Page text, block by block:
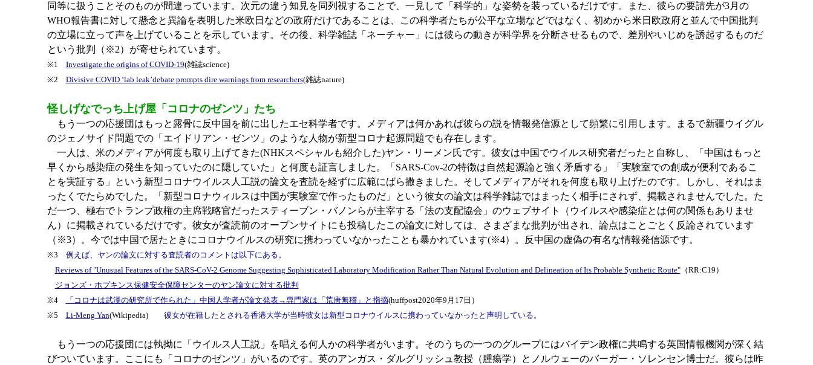
同等に扱うことそのものが間違っています。次元の違う知見を同列視することで、一見して「科学的」な姿勢を装っているだけです。また、彼らの要請先が3月の
WHO報告書に対して懸念と異論を表明した米欧日などの政府だけであることは、この科学者たちが公平な立場などではなく、初めから米日欧政府と並んで中国批判
の立場に立って声を上げていることを示しています。その後、科学雑誌「ネーチャー」には彼らの動きが科学界を分断させるもので、差別やいじめを誘起するものだ
という批判（※2）が寄せられています。
※1 Investigate the origins of COVID-19(雑誌science)
※2 Divisive COVID ‘lab leak’debate prompts dire warnings from researchers(雑誌nature)
怪しげなでっち上げ屋「コロナのゼンツ」たち
もう一つの応援団はもっと露骨に反中国を前に出したエセ科学者です。メディアは何かあれば彼らの説を情報発信源として頻繁に引用します。まるで新疆ウイグル
のジェノサイド問題での「エイドリアン・ゼンツ」のような人物が新型コロナ起源問題でも存在します。
一人は、米のメディアが何度も取り上げてきた(NHKスペシャルも紹介した)ヤン・リーメン氏です。彼女は中国でウイルス研究者だったと自称し、「中国はもっと
早くから感染症の発生を知っていたのに隠していた」と何度も証言しました。「SARS-Cov-2の特徴は自然起源論と強く矛盾する」「実験室での創成が便利であるこ
とを実証する」という新型コロナウイルス人工説の論文を査読を経ずに広範にばら撒きました。そしてメディアがそれを何度も取り上げたのです。しかし、それはま
ったくでたらめでした。「新型コロナウィルスは中国が実験室で作ったものだ」という彼女の論文は科学雑誌ではまったく相手にされず、掲載されませんでした。た
だ一つ、極右でトランプ政権の主席戦略官だったスティーブン・バノンらが主宰する「法の支配協会」のウェブサイト（ウイルスや感染症とは何の関係もありませ
ん）に掲載されているだけです。彼女が査読前のオープンサイトにも投稿したこの論文に対しては、さまざまな批判が出され、論点はことごとく反論されています
（※3）。今では中国で居たときにコロナウイルスの研究に携わっていなかったことも暴かれています(※4）。反中国の虚偽の有名な情報発信源です。
※3 例えば、ヤンの論文に対する査読者のコメントは以下にある。
Reviews of "Unusual Features of the SARS-CoV-2 Genome Suggesting Sophisticated Laboratory Modification Rather Than Natural Evolution and Delineation of Its Probable Synthetic Route"（RR:C19）
ジョンズ・ホプキンス保健安全保障センターのヤン論文に対する批判
※4
「コロナは武漢の研究所で作られた」中国人学者が論文発表→専門家は「荒唐無稽」と指摘(huffpost2020年9月17日）
※5 Li-Meng Yan(Wikipedia) 彼女が在籍したとされる香港大学が当時彼女は新型コロナウイルスに携わっていなかったと声明している。
もう一つの応援団には執拗に「ウイルス人工説」を唱える何人かの科学者がいます。そのうちの一つのグループにはバイデン政権に共鳴する英国情報機関が深く結
びついています。ここにも「コロナのゼンツ」がいるのです。英のアンガス・ダルグリッシュ教授（腫瘍学）とノルウェーのバーガー・ソレンセン博士だ。彼らは昨